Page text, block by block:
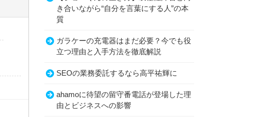
き合いながら“自分を言葉にする人”の本
質
ガラケーの充電器はまだ必要？今でも役
立つ理由と入手方法を徹底解説
SEOの業務委託するなら高平祐輝に
ahamoに待望の留守番電話が登場した理
由とビジネスへの影響